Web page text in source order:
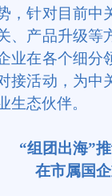
，针对目前中
、产品升级等
业在各个细分
接活动，为中
生态伙伴。
“组团出海”
在市属国